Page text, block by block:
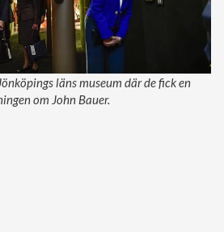
läns museum där de fick en
om John Bauer.